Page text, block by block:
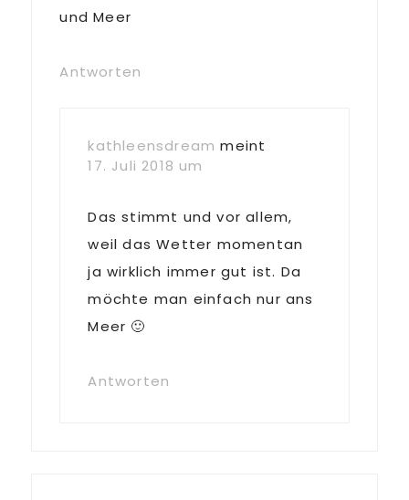
und Meer
Antworten
kathleensdream meint
17. Juli 2018 um
Das stimmt und vor allem,
weil das Wetter momentan
ja wirklich immer gut ist. Da
möchte man einfach nur ans
Meer 🙂
Antworten